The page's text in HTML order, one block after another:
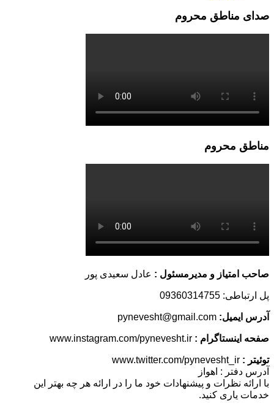
صدای مناطق محروم
مناطق محروم
صاحب امتیاز و مدیرمسئول : عادل سعیدی پور
پل ارتباطی: 09360314755
آدرس ایمیل:
صفحه اینستاگرام :
توئیتر :
آدرس دفتر : اهواز
با ارائه نظرات و پیشنهادات خود ما را در ارائه هر چه بهتر این
خدمات یاری کنید.